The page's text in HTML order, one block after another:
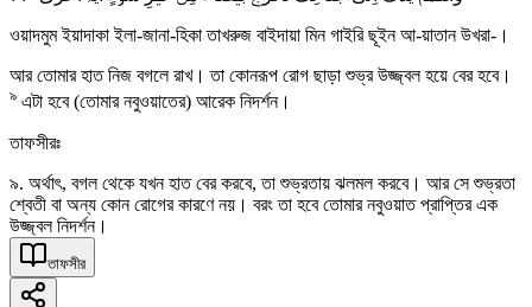
ওয়াদমুম ইয়াদাকা ইলা-জানা-হিকা তাখরুজ বাইদায়া মিন গাইরি ছূইন আ-য়াতান উখরা-।
আর তোমার হাত নিজ বগলে রাখ। তা কোনরূপ রোগ ছাড়া শুভ্র উজ্জ্বল হয়ে বের হবে।
৯ এটা হবে (তোমার নবুওয়াতের) আরেক নিদর্শন।
তাফসীরঃ
৯. অর্থাৎ, বগল থেকে যখন হাত বের করবে, তা শুভ্রতায় ঝলমল করবে। আর সে শুভ্রতা
শ্বেতী বা অন্য কোন রোগের কারণে নয়। বরং তা হবে তোমার নবুওয়াত প্রাপ্তির এক
উজ্জ্বল নিদর্শন।
তাফসীর